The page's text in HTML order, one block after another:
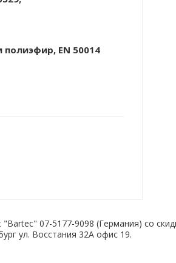
EN 50014
"Bartec" 07-5177-9098 (Германия) со
ул. Восстания 32А офис 19.